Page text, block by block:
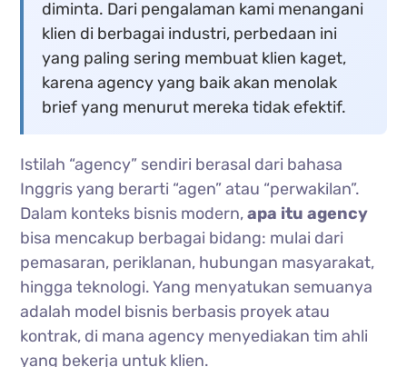
diminta. Dari pengalaman kami menangani
klien di berbagai industri, perbedaan ini
yang paling sering membuat klien kaget,
karena agency yang baik akan menolak
brief yang menurut mereka tidak efektif.
Istilah “agency” sendiri berasal dari bahasa
Inggris yang berarti “agen” atau “perwakilan”.
Dalam konteks bisnis modern,apa itu agency
bisa mencakup berbagai bidang: mulai dari
pemasaran, periklanan, hubungan masyarakat,
hingga teknologi. Yang menyatukan semuanya
adalah model bisnis berbasis proyek atau
kontrak, di mana agency menyediakan tim ahli
yang bekerja untuk klien.